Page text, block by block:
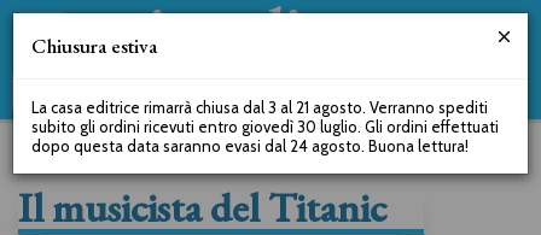
Il musicista del Titanic
Chiusura estiva
La casa editrice rimarrà chiusa dal 3 al 21 agosto. Verranno spediti
subito gli ordini ricevuti entro giovedì 30 luglio. Gli ordini effettuati
dopo questa data saranno evasi dal 24 agosto. Buona lettura!